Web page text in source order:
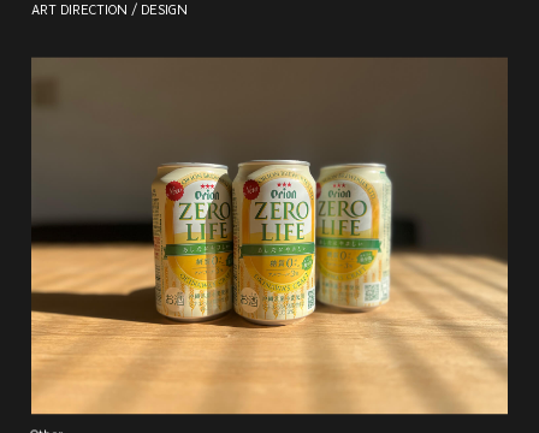
ART DIRECTION / DESIGN